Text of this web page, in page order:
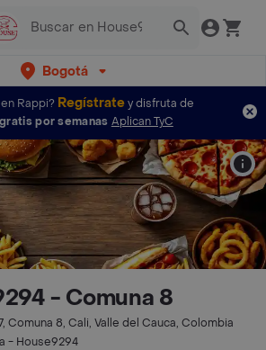
Bogotá
Rappi? Regístratey disfruta de
por semanas Aplican TyC
- Comuna 8
Comuna 8, Cali, Valle del Cauca, Colombia
- House9294